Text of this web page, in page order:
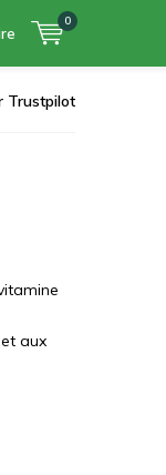
0
Trustpilot
aux